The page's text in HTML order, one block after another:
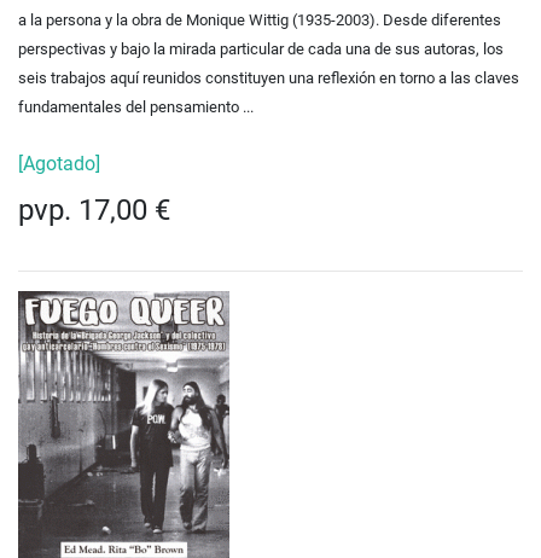
a la persona y la obra de Monique Wittig (1935-2003). Desde diferentes
perspectivas y bajo la mirada particular de cada una de sus autoras, los
seis trabajos aquí reunidos constituyen una reflexión en torno a las claves
fundamentales del pensamiento ...
[Agotado]
pvp. 17,00 €